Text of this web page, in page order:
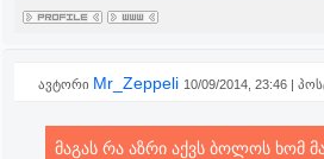
ავტორი Mr_Zeppeli 10/09/2014, 23:46 |
მაგას რა აზრი აქვს ბოლოს ხომ